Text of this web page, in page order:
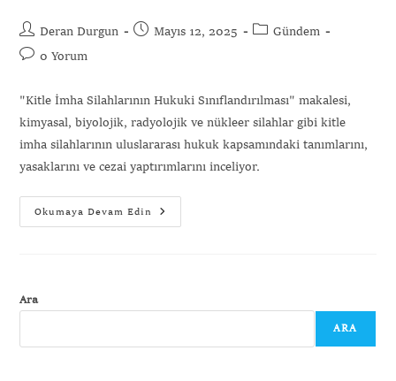
Deran Durgun Mayıs 12, 2025
Gündem
0 Yorum
"Kitle İmha Silahlarının Hukuki Sınıflandırılması" makalesi,
kimyasal, biyolojik, radyolojik ve nükleer silahlar gibi kitle
imha silahlarının uluslararası hukuk kapsamındaki tanımlarını,
yasaklarını ve cezai yaptırımlarını inceliyor.
Okumaya Devam Edin
Ara
ARA